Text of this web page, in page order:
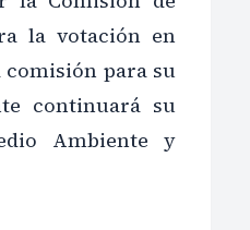
la votación en
comisión para su
continuará su
Ambiente y